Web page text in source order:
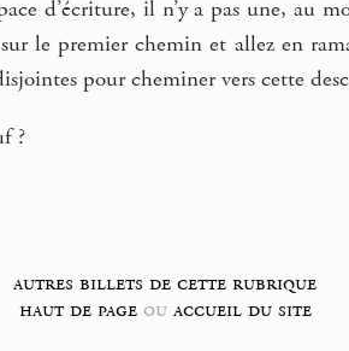
d’écriture, il n’y a pas une, au
le premier chemin et allez en
pour cheminer vers cette
?
autres billets de cette rubrique
haut de pageouaccueil du site